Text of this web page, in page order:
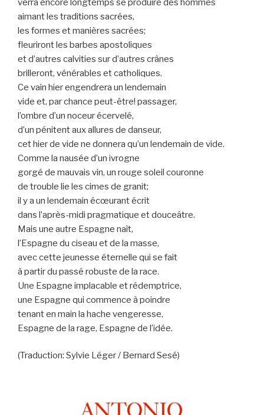
verra encore longtemps se produire des hommes
aimant les traditions sacrées,
les formes et manières sacrées;
fleuriront les barbes apostoliques
et d’autres calvities sur d’autres crânes
brilleront, vénérables et catholiques.
Ce vain hier engendrera un lendemain
vide et, par chance peut-être! passager,
l’ombre d’un noceur écervelé,
d’un pénitent aux allures de danseur,
cet hier de vide ne donnera qu’un lendemain de vide.
Comme la nausée d’un ivrogne
gorgé de mauvais vin, un rouge soleil couronne
de trouble lie les cimes de granit;
il y a un lendemain écœurant écrit
dans l’après-midi pragmatique et douceâtre.
Mais une autre Espagne naît,
l’Espagne du ciseau et de la masse,
avec cette jeunesse éternelle qui se fait
à partir du passé robuste de la race.
Une Espagne implacable et rédemptrice,
une Espagne qui commence à poindre
tenant en main la hache vengeresse,
Espagne de la rage, Espagne de l’idée.
(Traduction: Sylvie Léger / Bernard Sesé)